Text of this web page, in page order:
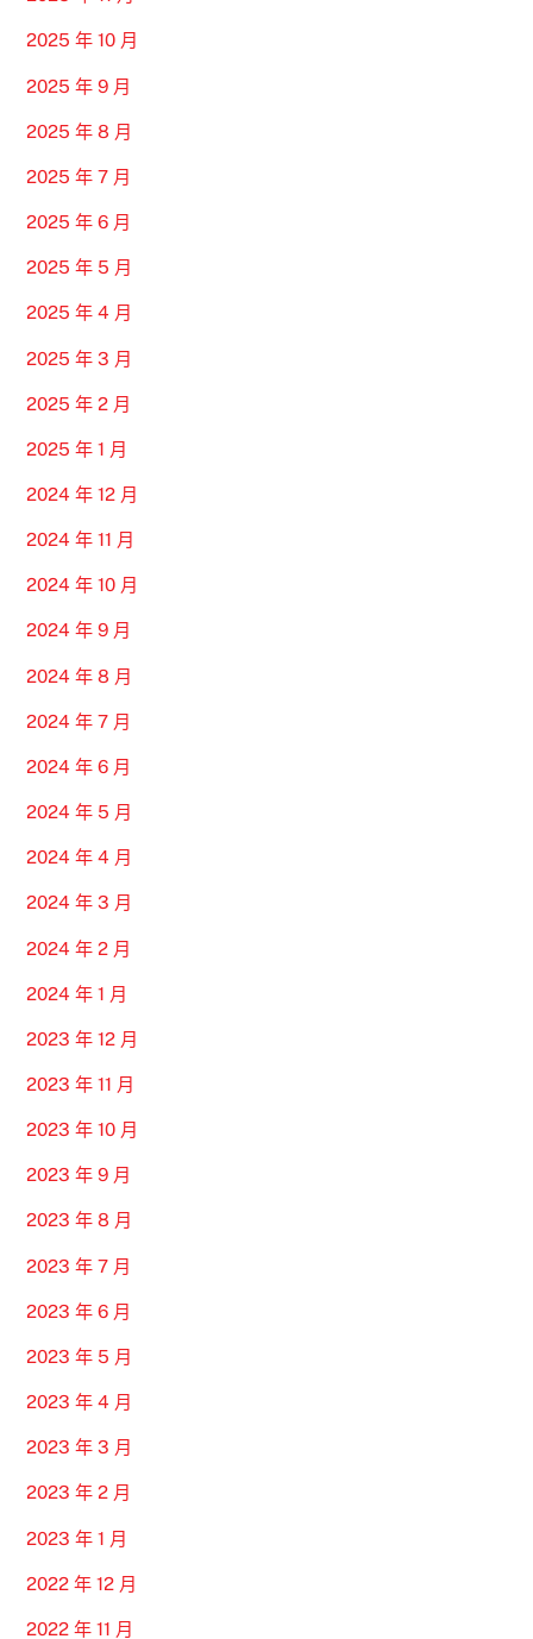
2025 年 10 月
2025 年 9 月
2025 年 8 月
2025 年 7 月
2025 年 6 月
2025 年 5 月
2025 年 4 月
2025 年 3 月
2025 年 2 月
2025 年 1 月
2024 年 12 月
2024 年 11 月
2024 年 10 月
2024 年 9 月
2024 年 8 月
2024 年 7 月
2024 年 6 月
2024 年 5 月
2024 年 4 月
2024 年 3 月
2024 年 2 月
2024 年 1 月
2023 年 12 月
2023 年 11 月
2023 年 10 月
2023 年 9 月
2023 年 8 月
2023 年 7 月
2023 年 6 月
2023 年 5 月
2023 年 4 月
2023 年 3 月
2023 年 2 月
2023 年 1 月
2022 年 12 月
2022 年 11 月